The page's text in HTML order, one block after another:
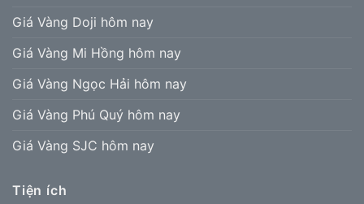
Giá Vàng Doji hôm nay
Giá Vàng Mi Hồng hôm nay
Giá Vàng Ngọc Hải hôm nay
Giá Vàng Phú Quý hôm nay
Giá Vàng SJC hôm nay
Tiện ích